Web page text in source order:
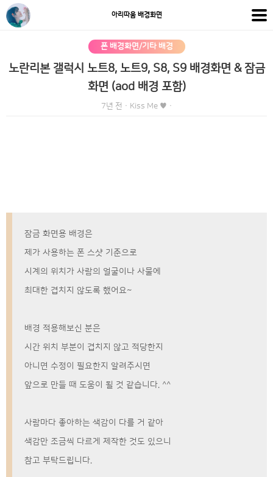
아리따움 배경화면
폰 배경화면/기타 배경
노란리본 갤럭시 노트8, 노트9, S8, S9 배경화면 & 잠금
화면 (aod 배경 포함)
7년 전 · Kiss Me ♥ ·
잠금 화면용 배경은
제가 사용하는 폰 스샷 기준으로
시계의 위치가 사람의 얼굴이나 사물에
최대한 겹치지 않도록 했어요~
배경 적용해보신 분은
시간 위치 부분이 겹치지 않고 적당한지
아니면 수정이 필요한지 알려주시면
앞으로 만들 때 도움이 될 것 같습니다. ^^
사람마다 좋아하는 색감이 다를 거 같아
색감만 조금씩 다르게 제작한 것도 있으니
참고 부탁드립니다.